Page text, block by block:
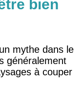
bien
mythe dans le
généralement
à couper